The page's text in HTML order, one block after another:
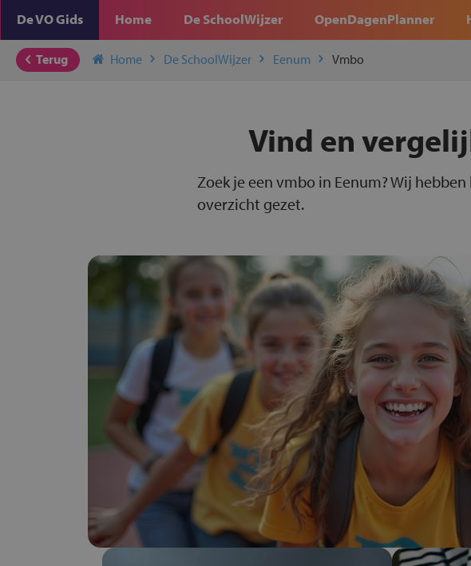
De VO Gids Home De SchoolWijzer OpenDagenPlanner
Terug Home De SchoolWijzer Eenum Vmbo
Vind en
Zoek je een vmbo in Eenum? Wij
overzicht gezet.